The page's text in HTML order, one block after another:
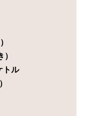
トル